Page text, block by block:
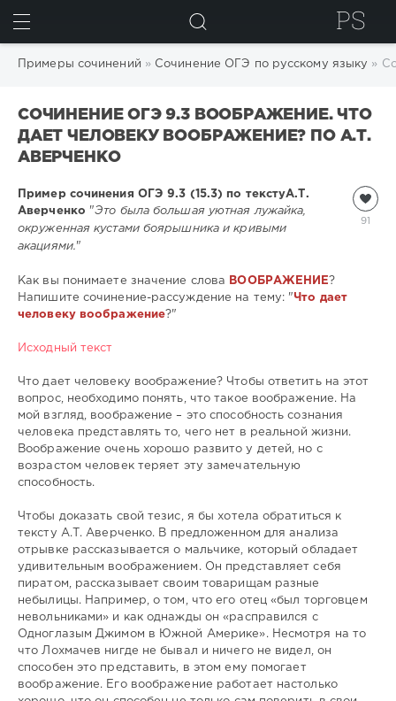
ИСКАТЬ
Примеры сочинений » Сочинение ОГЭ по русскому языку »
СОЧИНЕНИЕ ОГЭ 9.3 ВООБРАЖЕНИЕ. ЧТО
ДАЕТ ЧЕЛОВЕКУ ВООБРАЖЕНИЕ? ПО А.Т.
АВЕРЧЕНКО
91
Пример сочинения ОГЭ 9.3 (15.3) по текстуА.Т.
Аверченко "Это была большая уютная лужайка,
окруженная кустами боярышника и кривыми
акациями."
Как вы понимаете значение слова ВООБРАЖЕНИЕ ?
Напишите сочинение-рассуждение на тему: "Что дает
человеку воображение?"
Исходный текст
Что дает человеку воображение? Чтобы ответить на этот
вопрос, необходимо понять, что такое воображение. На
мой взгляд, воображение – это способность сознания
человека представлять то, чего нет в реальной жизни.
Воображение очень хорошо развито у детей, но с
возрастом человек теряет эту замечательную
способность.
Чтобы доказать свой тезис, я бы хотела обратиться к
тексту А.Т. Аверченко. В предложенном для анализа
отрывке рассказывается о мальчике, который обладает
удивительным воображением. Он представляет себя
пиратом, рассказывает своим товарищам разные
небылицы. Например, о том, что его отец «был торговцем
невольниками» и как однажды он «расправился с
Одноглазым Джимом в Южной Америке». Несмотря на то
что Лохмачев нигде не бывал и ничего не видел, он
способен это представить, в этом ему помогает
воображение. Его воображение работает настолько